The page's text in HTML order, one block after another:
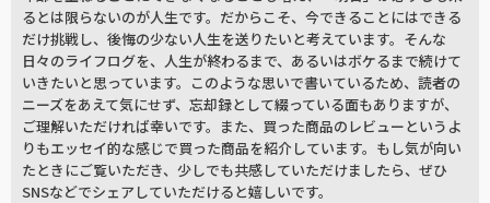
るとは限らないのが人生です。だからこそ、今できることにはできる
だけ挑戦し、後悔の少ない人生を送りたいと考えています。そんな
日々のライフログを、人生が終わるまで、あるいはボケるまで続けて
いきたいと思っています。このような思いで書いているため、読者の
ニーズをあえて気にせず、忘却録として綴っている面もありますが、
ご理解いただければ幸いです。また、買った商品のレビューというよ
りもエッセイ的な感じで買った商品を紹介しています。もし気が向い
たときにご覧いただき、少しでも共感していただけましたら、ぜひ
SNSなどでシェアしていただけると嬉しいです。